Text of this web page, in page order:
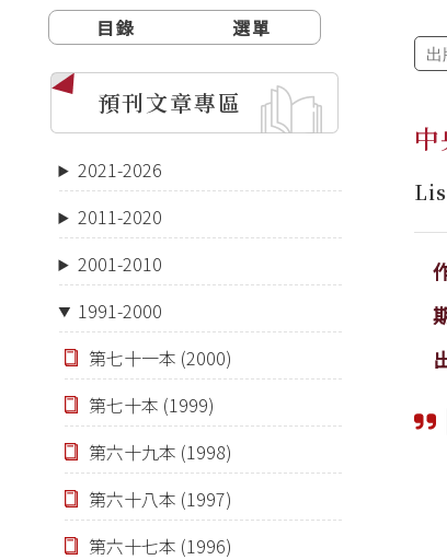
目錄 選單
預刊文章專區
2021-2026
2011-2020
2001-2010
1991-2000
第七十一本 (2000)
第七十本 (1999)
第六十九本 (1998)
第六十八本 (1997)
第六十七本 (1996)